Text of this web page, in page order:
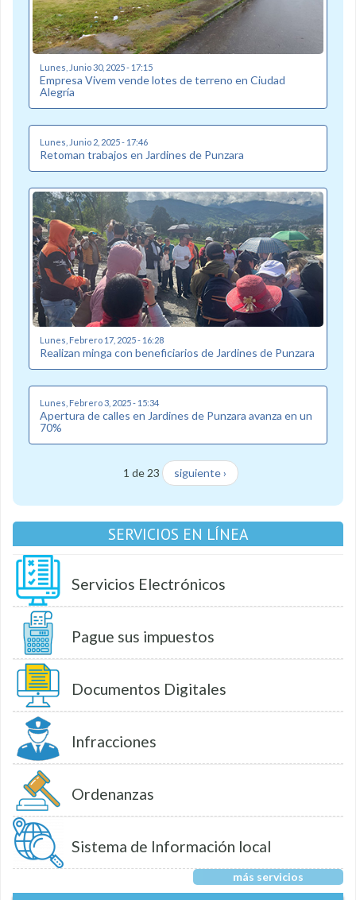
Lunes, Junio 30, 2025 - 17:15
Empresa Vivem vende lotes de terreno en Ciudad
Alegría
Lunes, Junio 2, 2025 - 17:46
Retoman trabajos en Jardines de Punzara
Lunes, Febrero 17, 2025 - 16:28
Realizan minga con beneficiarios de Jardines de Punzara
Lunes, Febrero 3, 2025 - 15:34
Apertura de calles en Jardines de Punzara avanza en un
70%
1 de 23 siguiente ›
SERVICIOS EN LÍNEA
Servicios Electrónicos
Pague sus impuestos
Documentos Digitales
Infracciones
Ordenanzas
Sistema de Información local
más servicios